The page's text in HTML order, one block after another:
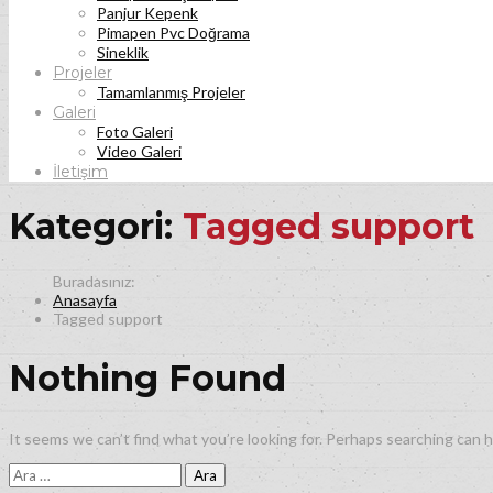
Panjur Kepenk
Pimapen Pvc Doğrama
Sineklik
Projeler
Tamamlanmış Projeler
Galeri
Foto Galeri
Video Galeri
İletişim
Kategori: Tagged support
Anasayfa
Tagged support
Nothing Found
It seems we can’t find what you’re looking for. Perhaps searching can
Arama: